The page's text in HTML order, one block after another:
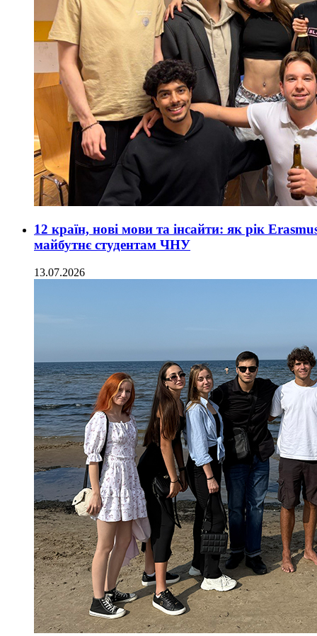
12 країн, нові мови та інсайти: як рік
майбутнє студентам ЧНУ
13.07.2026